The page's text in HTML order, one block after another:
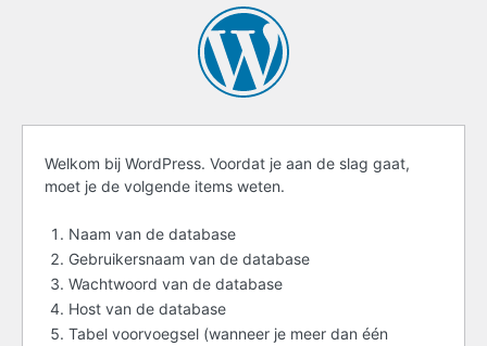
Voordat
je
start
Welkom bij WordPress. Voordat je aan de slag gaat,
moet je de volgende items weten.
Naam van de database
Gebruikersnaam van de database
Wachtwoord van de database
Host van de database
Tabel voorvoegsel (wanneer je meer dan één